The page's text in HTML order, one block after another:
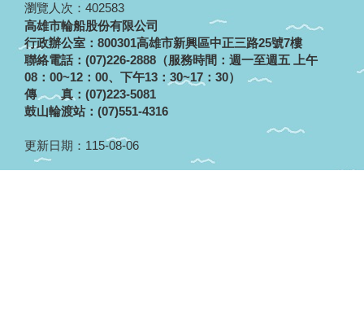
瀏覽人次： 402583
高雄市輪船股份有限公司
行政辦公室：800301高雄市新興區中正三路25號7樓
聯絡電話：(07)226-2888（服務時間：週一至週五 上午
08：00~12：00、下午13：30~17：30）
傳 真：(07)223-5081
鼓山輪渡站：(07)551-4316
更新日期： 115-08-06